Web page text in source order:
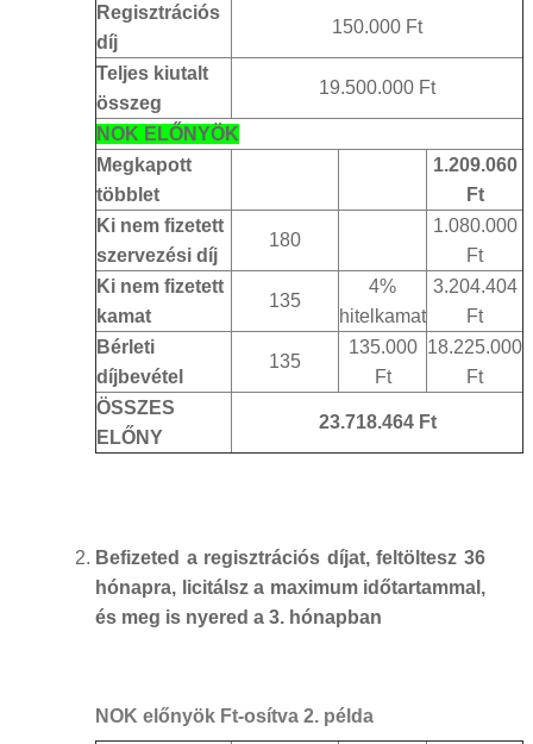
Regisztrációs
díj
150.000 Ft
Teljes kiutalt
összeg
19.500.000 Ft
NOK ELŐNYÖK
Megkapott
többlet
1.209.060
Ft
Ki nem fizetett
szervezési díj
180
1.080.000
Ft
Ki nem fizetett
kamat
135
4%
hitelkamat
3.204.404
Ft
Bérleti
díjbevétel
135
135.000
Ft
18.225.000
Ft
ÖSSZES
ELŐNY
23.718.464 Ft
Befizeted a regisztrációs díjat, feltöltesz 36
hónapra, licitálsz a maximum időtartammal,
és meg is nyered a 3. hónapban
NOK előnyök Ft-osítva 2. példa